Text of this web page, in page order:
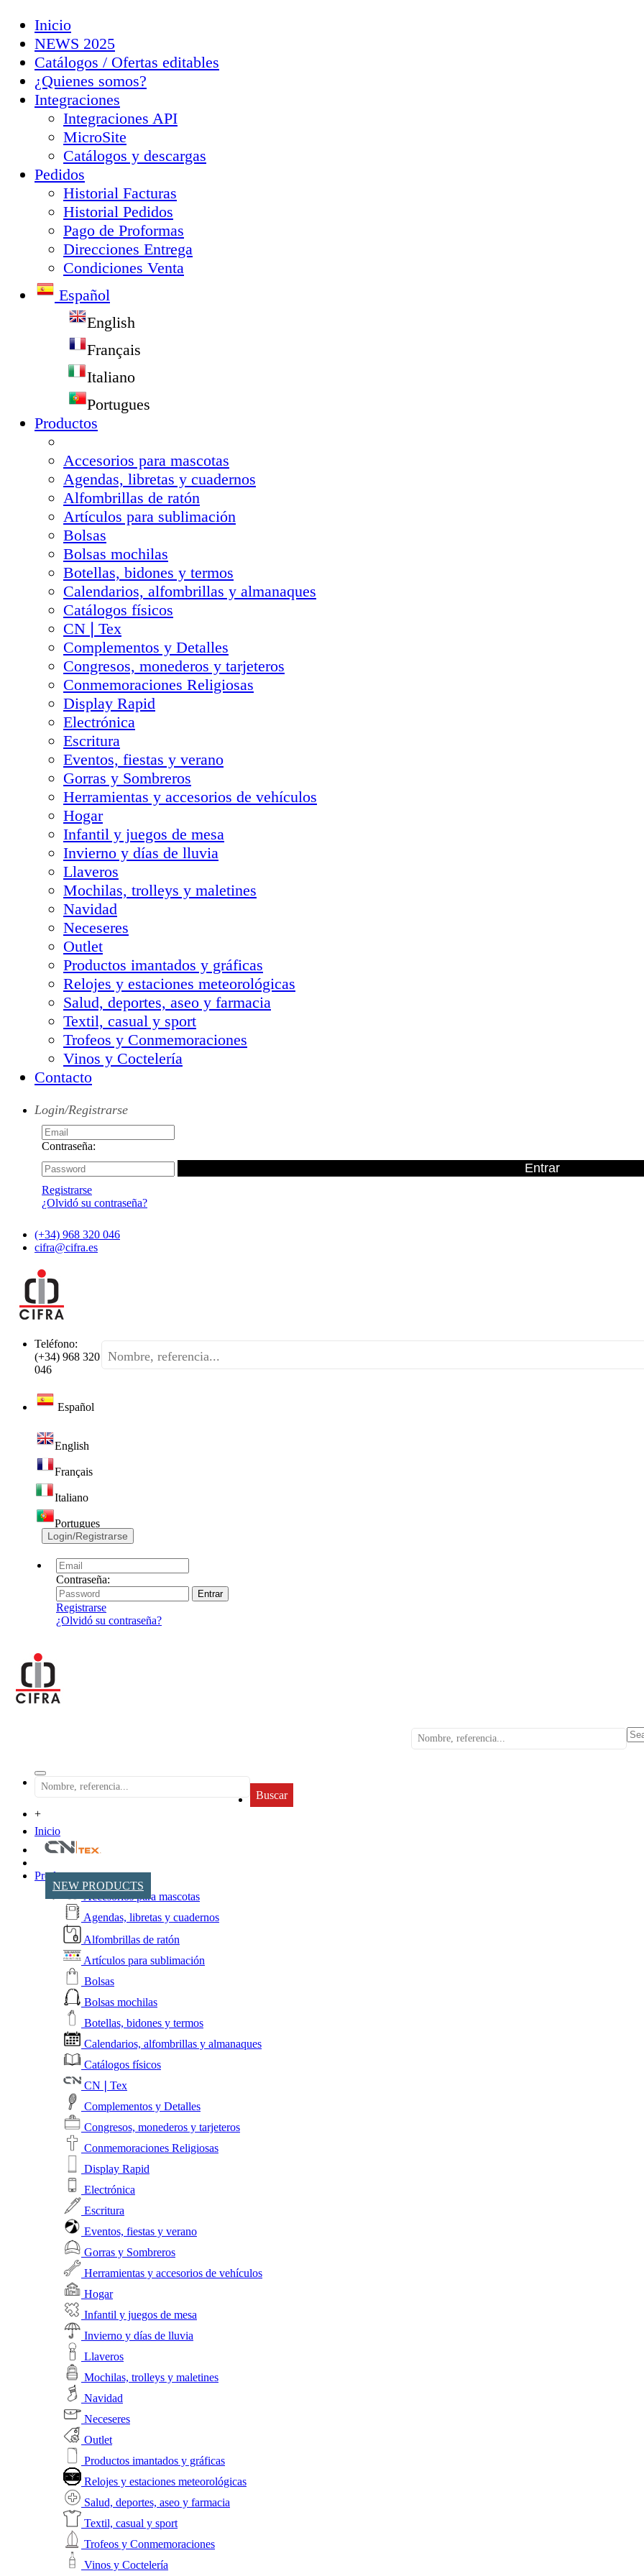
Inicio
NEWS 2025
Catálogos / Ofertas editables
¿Quienes somos?
Integraciones
Integraciones API
MicroSite
Catálogos y descargas
Pedidos
Historial Facturas
Historial Pedidos
Pago de Proformas
Direcciones Entrega
Condiciones Venta
Español
English
Français
Italiano
Portugues
Productos
Accesorios para mascotas
Agendas, libretas y cuadernos
Alfombrillas de ratón
Artículos para sublimación
Bolsas
Bolsas mochilas
Botellas, bidones y termos
Calendarios, alfombrillas y almanaques
Catálogos físicos
CN❘Tex
Complementos y Detalles
Congresos, monederos y tarjeteros
Conmemoraciones Religiosas
Display Rapid
Electrónica
Escritura
Eventos, fiestas y verano
Gorras y Sombreros
Herramientas y accesorios de vehículos
Hogar
Infantil y juegos de mesa
Invierno y días de lluvia
Llaveros
Mochilas, trolleys y maletines
Navidad
Neceseres
Outlet
Productos imantados y gráficas
Relojes y estaciones meteorológicas
Salud, deportes, aseo y farmacia
Textil, casual y sport
Trofeos y Conmemoraciones
Vinos y Coctelería
Contacto
Login/Registrarse
Contraseña:
Registrarse
¿Olvidó su contraseña?
(+34) 968 320 046
cifra@cifra.es
Teléfono:
(+34) 968 320
046
Español
English
Français
Italiano
Portugues
Login/Registrarse
Contraseña:
Registrarse
¿Olvidó su contraseña?
Buscar
+
Inicio
NEW PRODUCTS
Productos
Accesorios para mascotas
Agendas, libretas y cuadernos
Alfombrillas de ratón
Artículos para sublimación
Bolsas
Bolsas mochilas
Botellas, bidones y termos
Calendarios, alfombrillas y almanaques
Catálogos físicos
CN❘Tex
Complementos y Detalles
Congresos, monederos y tarjeteros
Conmemoraciones Religiosas
Display Rapid
Electrónica
Escritura
Eventos, fiestas y verano
Gorras y Sombreros
Herramientas y accesorios de vehículos
Hogar
Infantil y juegos de mesa
Invierno y días de lluvia
Llaveros
Mochilas, trolleys y maletines
Navidad
Neceseres
Outlet
Productos imantados y gráficas
Relojes y estaciones meteorológicas
Salud, deportes, aseo y farmacia
Textil, casual y sport
Trofeos y Conmemoraciones
Vinos y Coctelería